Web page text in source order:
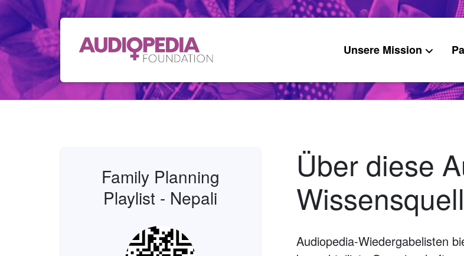
Unsere Mission
Family Planning
Playlist - Nepali
Über diese
Audiopedia-Wiedergabelisten